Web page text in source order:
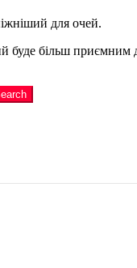
для очей.
буде більш приємним